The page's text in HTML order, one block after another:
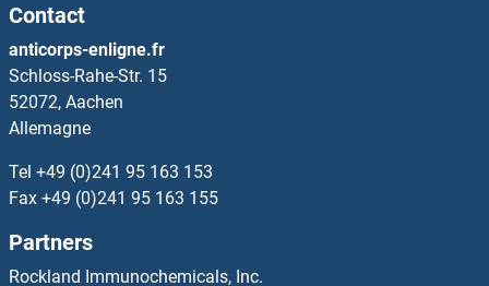
T Cell Receptor (TCR) beta Anticorps
T-Bet Anticorps
T-Box 1 Anticorps
T-Box 10 Anticorps
T-Box 15 Anticorps
Contact
anticorps-enligne.fr
Schloss-Rahe-Str. 15
52072, Aachen
Allemagne
Tel +49 (0)241 95 163 153
Fax +49 (0)241 95 163 155
Partners
Rockland Immunochemicals, Inc.